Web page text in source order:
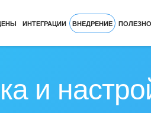
ИНТЕГРАЦИИ ВНЕДРЕНИЕ
и